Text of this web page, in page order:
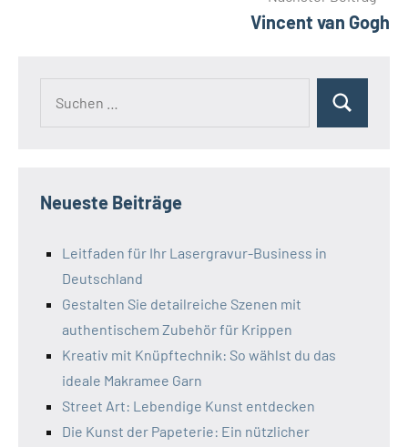
Vincent van Gogh
Suchen
Neueste Beiträge
Leitfaden für Ihr Lasergravur-Business in
Deutschland
Gestalten Sie detailreiche Szenen mit
authentischem Zubehör für Krippen
Kreativ mit Knüpftechnik: So wählst du das
ideale Makramee Garn
Street Art: Lebendige Kunst entdecken
Die Kunst der Papeterie: Ein nützlicher